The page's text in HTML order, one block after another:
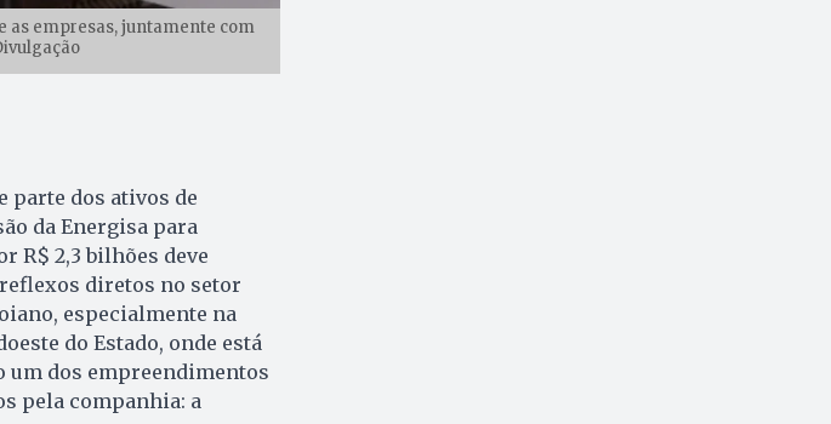
as empresas, juntamente com
parte dos ativos de
da Energisa para
R$ 2,3 bilhões deve
diretos no setor
especialmente na
do Estado, onde está
um dos empreendimentos
pela companhia: a